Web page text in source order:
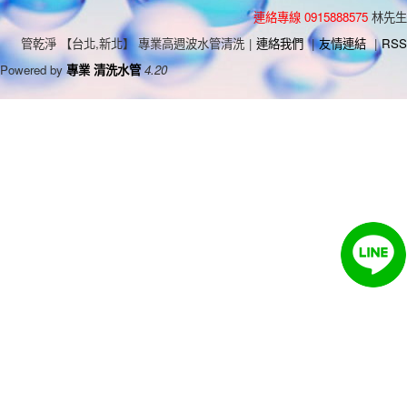
連絡專線 0915888575 林先生
管乾淨 【台北,新北】 專業高週波水管清洗 | 連絡我們 | 友情連結 | RSS
Powered by 專業 清洗水管 4.20